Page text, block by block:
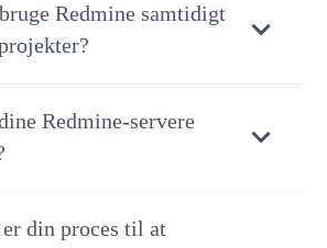
Redmine samtidigt
Redmine-servere
din proces til at